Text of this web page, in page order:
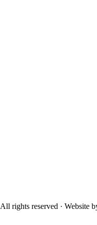
All rights reserved · Website